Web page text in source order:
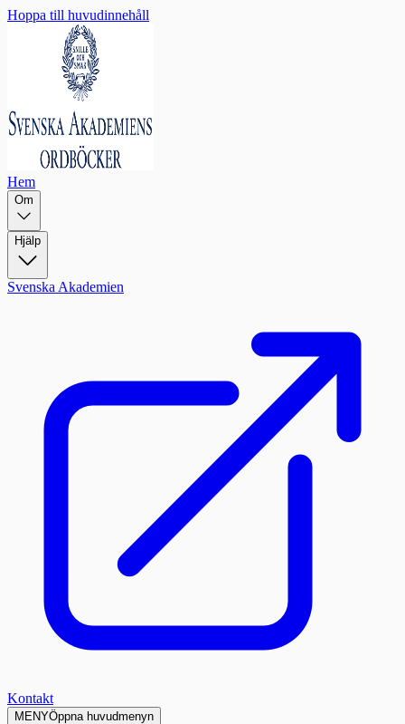
Hoppa till huvudinnehåll
Hem
Om
Hjälp
Svenska Akademien
Kontakt
MENYÖppna huvudmenyn